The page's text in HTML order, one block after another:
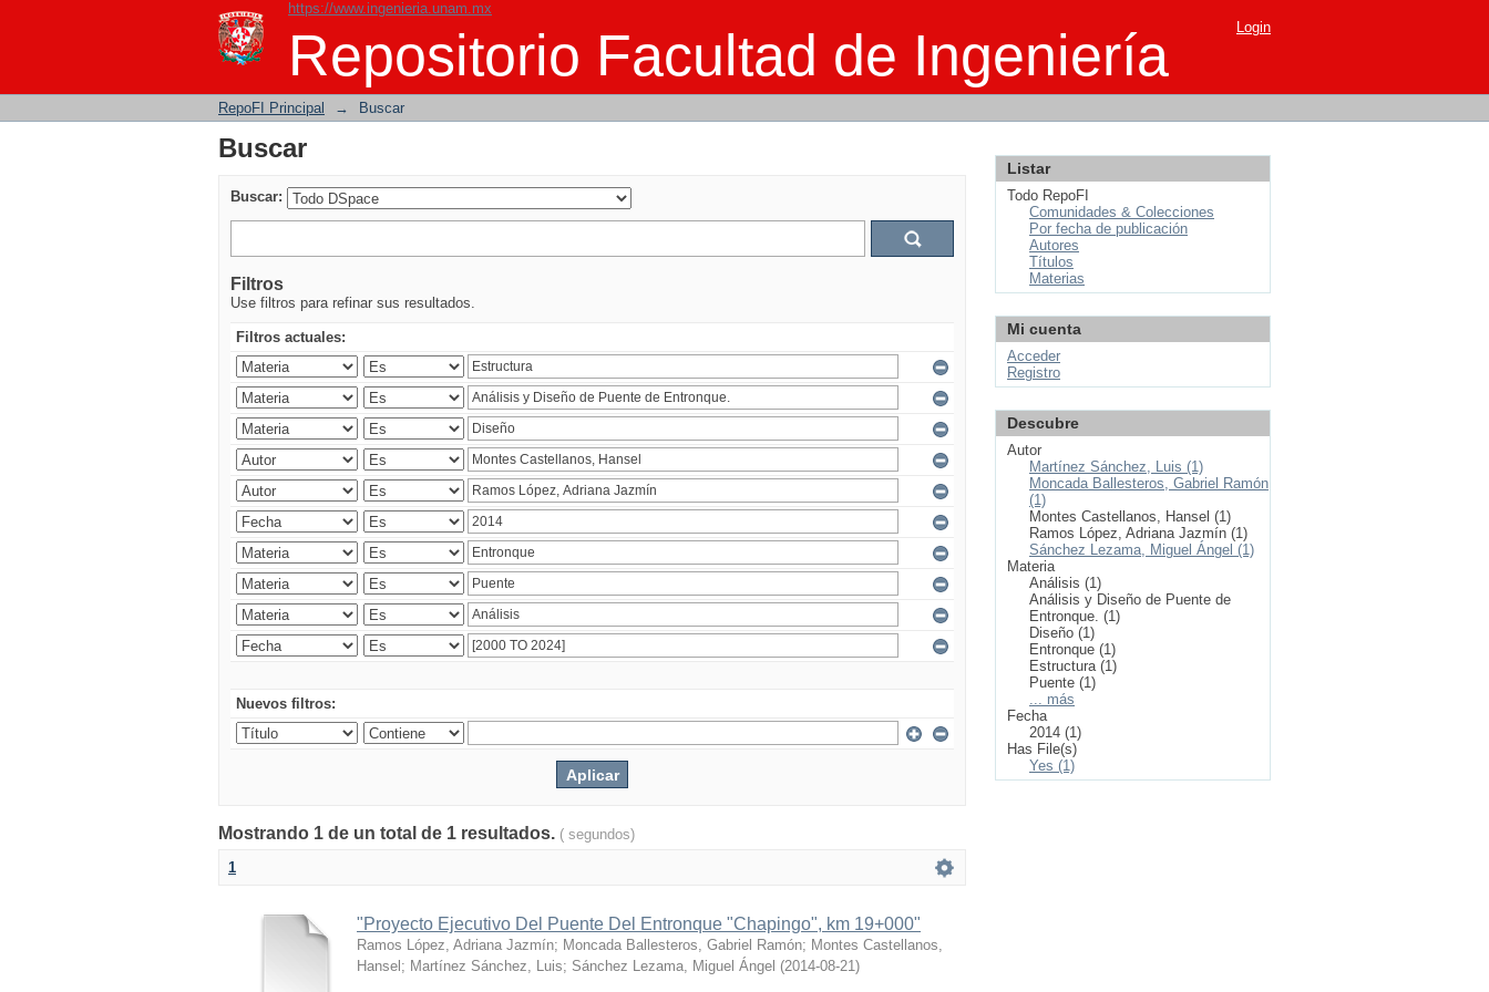
https://www.ingenieria.unam.mx
Repositorio Facultad de Ingeniería
Buscar Login
RepoFI Principal → Buscar
Buscar
Buscar:
Filtros
Use filtros para refinar sus resultados.
Filtros actuales:
Nuevos filtros:
Mostrando 1 de un total de 1 resultados. ( segundos)
1
"Proyecto Ejecutivo Del Puente Del Entronque "Chapingo", km 19+000"
Ramos López, Adriana Jazmín; Moncada Ballesteros, Gabriel Ramón; Montes Castellanos,
Hansel ; Martínez Sánchez, Luis; Sánchez Lezama, Miguel Ángel (2014-08-21)
Listar
Todo RepoFI
Comunidades & Colecciones
Por fecha de publicación
Autores
Títulos
Materias
Mi cuenta
Acceder
Registro
Descubre
Autor
Martínez Sánchez, Luis (1)
Moncada Ballesteros, Gabriel Ramón
(1)
Montes Castellanos, Hansel (1)
Ramos López, Adriana Jazmín (1)
Sánchez Lezama, Miguel Ángel (1)
Materia
Análisis (1)
Análisis y Diseño de Puente de
Entronque. (1)
Diseño (1)
Entronque (1)
Estructura (1)
Puente (1)
... más
Fecha
2014 (1)
Has File(s)
Yes (1)